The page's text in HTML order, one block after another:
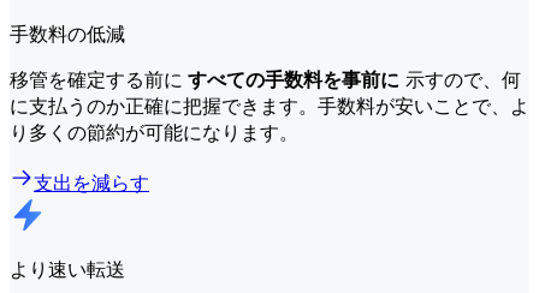
手数料の低減
移管を確定する前に すべての手数料を事前に 示すので、何
に支払うのか正確に把握できます。手数料が安いことで、よ
り多くの節約が可能になります。
支出を減らす
より速い転送